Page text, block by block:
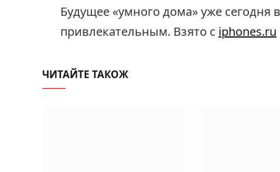
Будущее «умного дома» уже сегодня
привлекательным. Взято с iphones.ru
ЧИТАЙТЕ ТАКОЖ